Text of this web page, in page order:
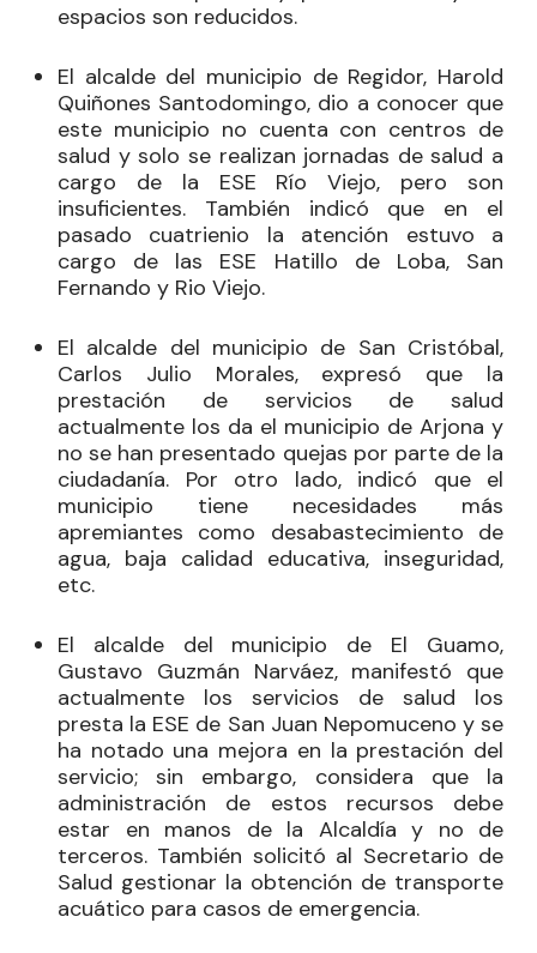
espacios son reducidos.
El alcalde del municipio de Regidor, Harold
Quiñones Santodomingo, dio a conocer que
este municipio no cuenta con centros de
salud y solo se realizan jornadas de salud a
cargo de la ESE Río Viejo, pero son
insuficientes. También indicó que en el
pasado cuatrienio la atención estuvo a
cargo de las ESE Hatillo de Loba,
San
Fernando y Rio Viejo.
El alcalde del municipio de San Cristóbal,
Carlos Julio Morales, expresó que la
prestación de servicios de salud
actualmente los da el municipio de Arjona y
no se han presentado quejas por parte de la
ciudadanía. Por otro lado, indicó que el
municipio tiene necesidades más
apremiantes como desabastecimiento de
agua, baja calidad educativa, inseguridad,
etc.
El alcalde del municipio de El Guamo,
Gustavo Guzmán Narváez, manifestó que
actualmente los servicios de salud los
presta la ESE de San Juan Nepomuceno y se
ha notado una mejora en la prestación del
servicio; sin embargo, considera que la
administración de estos recursos debe
estar en manos de la Alcaldía y no de
terceros. También solicitó al Secretario de
Salud gestionar la obtención de transporte
acuático para casos de emergencia.